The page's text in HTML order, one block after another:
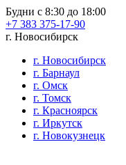
Будни с 8:30 до 18:00
+7 383 375-17-90
г. Новосибирск
г. Новосибирск
г. Барнаул
г. Омск
г. Томск
г. Красноярск
г. Иркутск
г. Новокузнецк